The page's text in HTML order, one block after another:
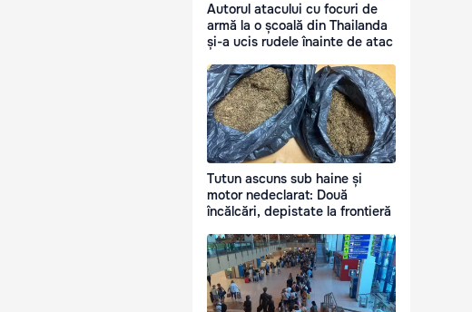
Autorul atacului cu focuri de
armă la o școală din Thailanda
și-a ucis rudele înainte de atac
Tutun ascuns sub haine și
motor nedeclarat: Două
încălcări, depistate la frontieră